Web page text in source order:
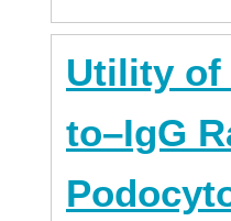
Utility of
to–IgG